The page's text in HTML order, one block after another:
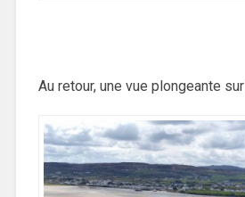
Au retour, une vue plongeante sur